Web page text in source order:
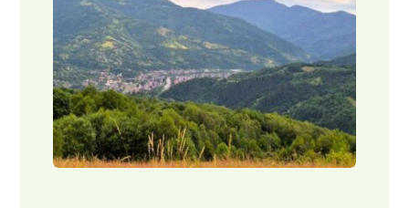
За 7
місяців